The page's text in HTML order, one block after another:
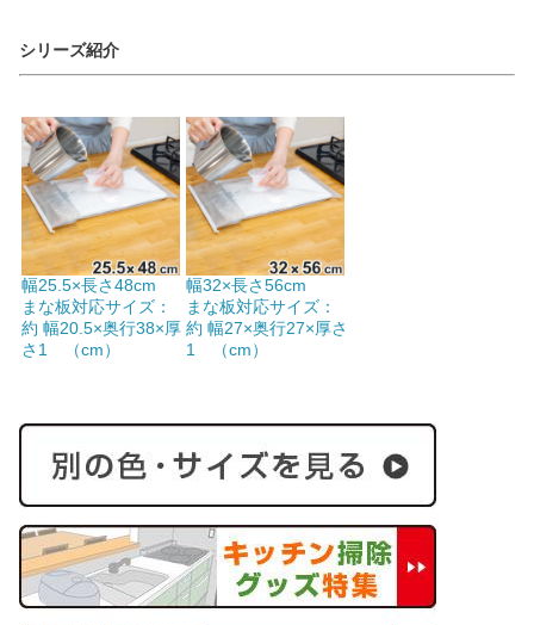
シリーズ紹介
幅25.5×長さ48cm
まな板対応サイズ：
約 幅20.5×奥行38×厚
さ1 （cm）
幅32×長さ56cm
まな板対応サイズ：
約 幅27×奥行27×厚さ
1 （cm）